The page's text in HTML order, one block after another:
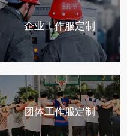
企业工作服定制
团体工作服定制